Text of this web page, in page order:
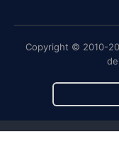
Copyright © 2010-